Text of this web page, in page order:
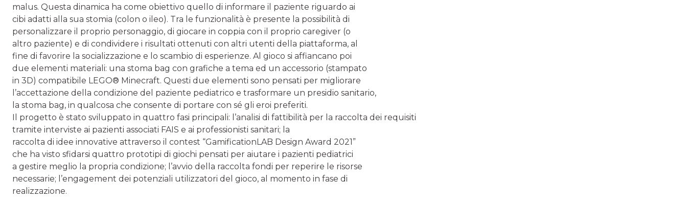
malus. Questa dinamica ha come obiettivo quello di informare il paziente riguardo ai
cibi adatti alla sua stomia (colon o ileo). Tra le funzionalità è presente la possibilità di
personalizzare il proprio personaggio, di giocare in coppia con il proprio caregiver (o
altro paziente) e di condividere i risultati ottenuti con altri utenti della piattaforma, al
fine di favorire la socializzazione e lo scambio di esperienze. Al gioco si affiancano poi
due elementi materiali: una stoma bag con grafiche a tema ed un accessorio (stampato
in 3D) compatibile LEGO® Minecraft. Questi due elementi sono pensati per migliorare
l’accettazione della condizione del paziente pediatrico e trasformare un presidio sanitario,
la stoma bag, in qualcosa che consente di portare con sé gli eroi preferiti.
Il progetto è stato sviluppato in quattro fasi principali: l’analisi di fattibilità per la raccolta dei requisiti
tramite interviste ai pazienti associati FAIS e ai professionisti sanitari; la
raccolta di idee innovative attraverso il contest “GamificationLAB Design Award 2021”
che ha visto sfidarsi quattro prototipi di giochi pensati per aiutare i pazienti pediatrici
a gestire meglio la propria condizione; l’avvio della raccolta fondi per reperire le risorse
necessarie; l’engagement dei potenziali utilizzatori del gioco, al momento in fase di
realizzazione.